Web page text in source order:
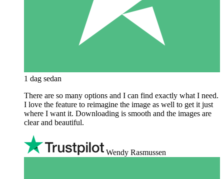
1 dag sedan
There are so many options and I can find exactly what I need.
I love the feature to reimagine the image as well to get it just
where I want it. Downloading is smooth and the images are
clear and beautiful.
Wendy Rasmussen